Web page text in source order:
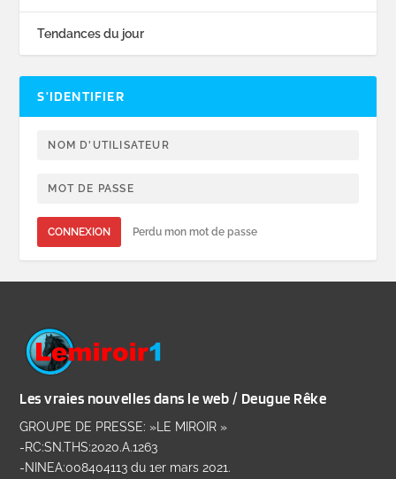
Tendances du jour
S’IDENTIFIER
CONNEXION Perdu mon mot de passe
Les vraies nouvelles dans le web / Deugue Rêke
GROUPE DE PRESSE: »LE MIROIR »
-RC:SN.THS:2020.A.1263
-NINEA:008404113 du 1er mars 2021.